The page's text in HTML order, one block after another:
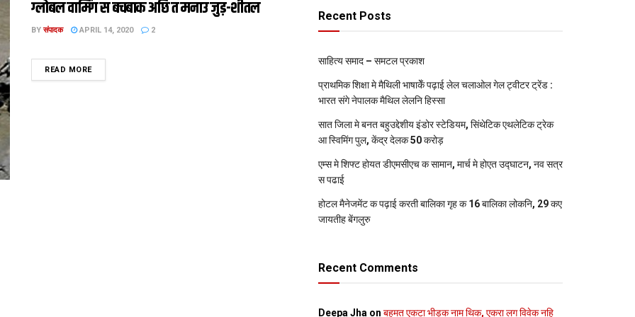
ग्लोबल वार्मिंग स बचबाक अछि त मनाउ जुड़-शीतल
BY संपादक APRIL 14, 2020 2
READ MOREDETAILS
Recent Posts
साहित्य समाद – समटल प्रकाश
प्राथमिक शि‍क्षा मे मैथि‍ली भाषाकेँ पढ़ाई लेल चलाओल गेल ट्वीटर ट्रेंड :
भारत संगे नेपालक मैथिल लेलनि हिस्सा
सात जिला मे बनत बहुउद्देशीय इंडोर स्‍टेडि‍यम, सिंथेटिक एथलेटिक ट्रेक
आ स्विमिंग पुल, केंद्र देलक 50 करोड़
एम्स मे शिफ्ट होयत डीएमसीएच क सामान, मार्च मे होएत उद्घाटन, नव सत्र
स पढाई
होटल मैनेजमेंट क पढ़ाई करती बालिका गृह क 16 बालिका लोकनि, 29 कए
जायतीह बेंगलुरु
Recent Comments
Deepa Jha on बहुमत एकटा भीड़क नाम थिक, एकरा लग विवेक नहि